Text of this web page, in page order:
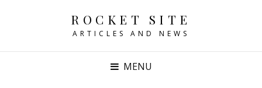
ROCKET SITE
ARTICLES AND NEWS
MENU